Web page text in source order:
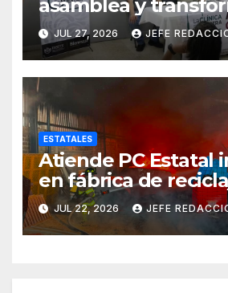
asamblea y
clínica del IMSS-
JUL 27, 2026 JEFE
ESTATALES
Atiende PC Estatal
en fábrica de
Morelia
JUL 22, 2026 JEFE